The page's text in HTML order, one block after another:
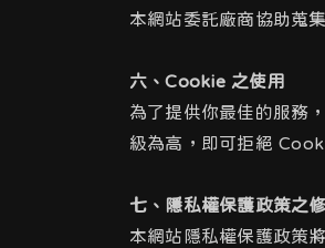
本網站委託廠商協助蒐
六、Cookie 之使用
為了提供你最佳的服務
級為高，即可拒絕
七、隱私權保護政策之
本網站隱私權保護政策